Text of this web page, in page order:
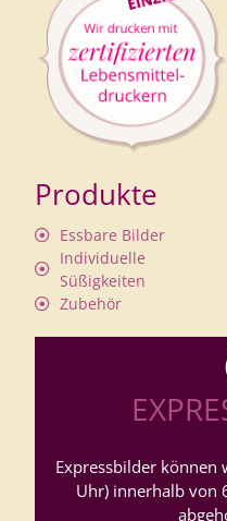
Produkte
Essbare Bilder
Individuelle
Süßigkeiten
Zubehör
Expressbilder können
Uhr) innerhalb von